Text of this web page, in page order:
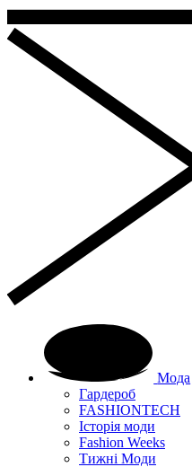
Мода
Гардероб
FASHIONTECH
Історія моди
Fashion Weeks
Тижні Моди